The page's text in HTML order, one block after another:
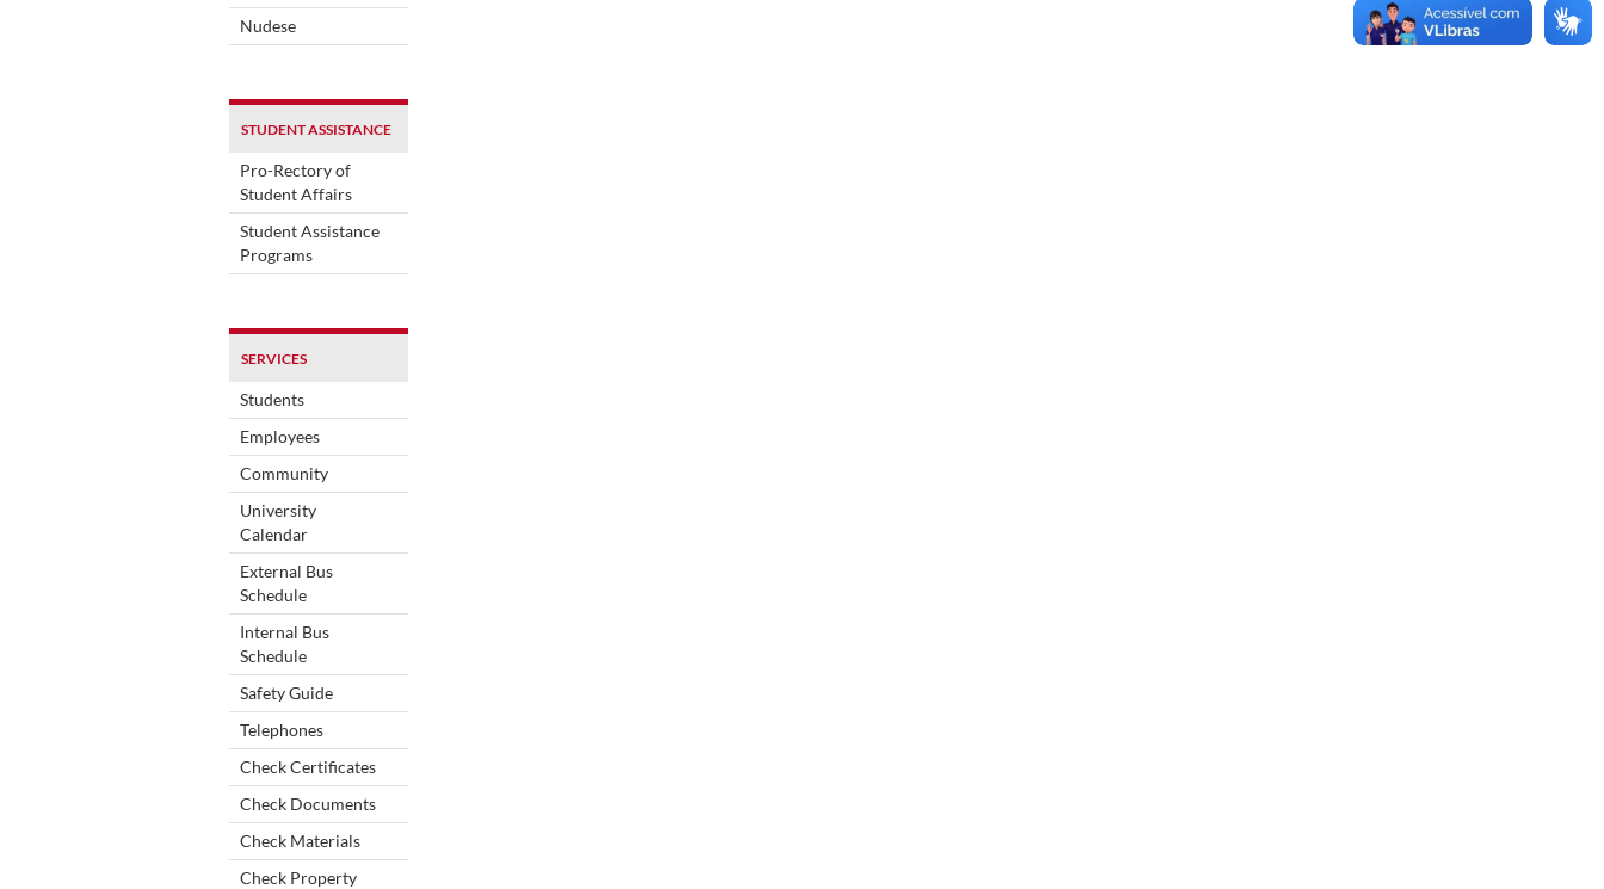
Nudese
STUDENT ASSISTANCE
Pro-Rectory of
Student Affairs
Student Assistance
Programs
SERVICES
Students
Employees
Community
University
Calendar
External Bus
Schedule
Internal Bus
Schedule
Safety Guide
Telephones
Check Certificates
Check Documents
Check Materials
Check Property